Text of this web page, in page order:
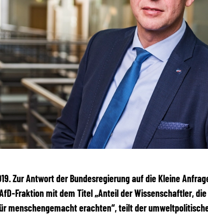
Zur Antwort der Bundesregierung auf die Kleine
Fraktion mit dem Titel „Anteil der Wissenschaftler,
menschengemacht erachten“, teilt der